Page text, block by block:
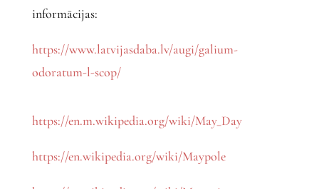
informācijas:
https://www.latvijasdaba.lv/augi/galium-
odoratum-l-scop/
https://en.m.wikipedia.org/wiki/May_Day
https://en.wikipedia.org/wiki/Maypole